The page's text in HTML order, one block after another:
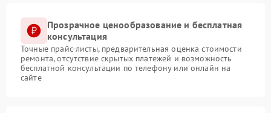
Прозрачное ценообразование и бесплатная
консультация
Точные прайс-листы, предварительная оценка стоимости
ремонта, отсутствие скрытых платежей и возможность
бесплатной консультации по телефону или онлайн на
сайте